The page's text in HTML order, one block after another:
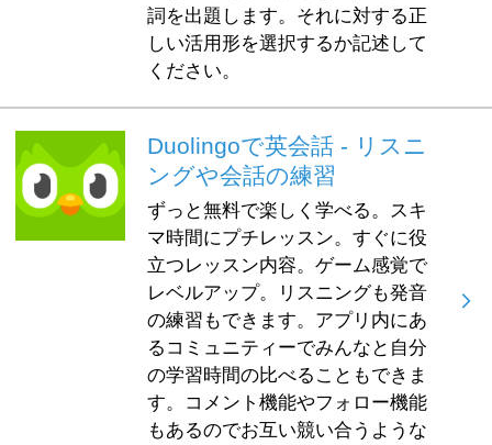
詞を出題します。それに対する正
しい活用形を選択するか記述して
ください。
Duolingoで英会話 - リスニ
ングや会話の練習
ずっと無料で楽しく学べる。スキ
マ時間にプチレッスン。すぐに役
立つレッスン内容。ゲーム感覚で
レベルアップ。リスニングも発音
の練習もできます。アプリ内にあ
るコミュニティーでみんなと自分
の学習時間の比べることもできま
す。コメント機能やフォロー機能
もあるのでお互い競い合うような